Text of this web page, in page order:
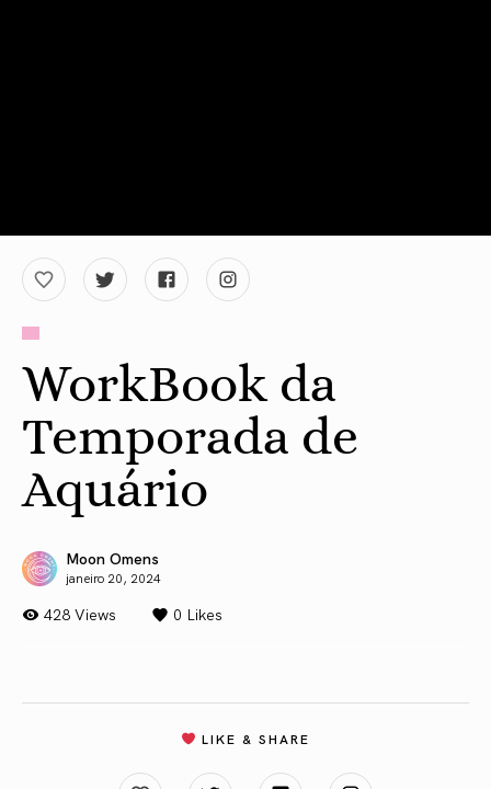
WorkBook da
Temporada de
Aquário
Moon Omens
janeiro 20, 2024
428 Views 0 Likes
LIKE & SHARE